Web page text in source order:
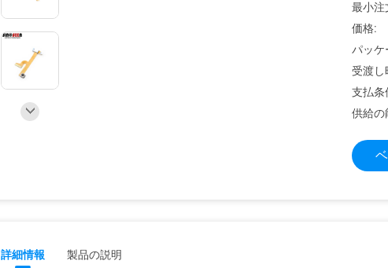
最小注
価格:
パッケ
受渡し
支払条
供給の
詳細情報 製品の説明